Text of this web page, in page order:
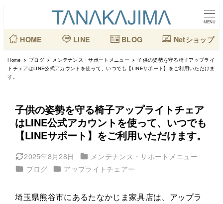
ン
コ
ン
テ
MENU
HOME LINE BLOG Netショップ
Home ブログ メンテナンス・サポートメニュー
子供の姿勢を守る椅子アップライ
トチェアはLINE公式アカウントを使って、いつでも【LINEサポート】をご利用いただけま
す。
子供の姿勢を守る椅子アップライトチェア
はLINE公式アカウントを使って、いつでも
【LINEサポート】をご利用いただけます。
更新日
2025年8月28日 カテゴリー
メンテナンス・サポートメニュー
カテゴリー
ブログ カテゴリー
アップライトチェアー
埼玉県熊谷市にあるたなかじま家具店は、アップラ